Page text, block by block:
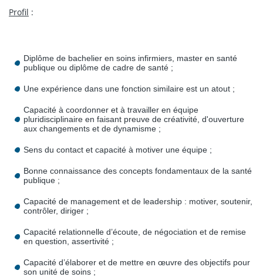
Profil :
Diplôme de bachelier en soins infirmiers, master en santé
publique ou diplôme de cadre de santé ;
Une expérience dans une fonction similaire est un atout ;
Capacité à coordonner et à travailler en équipe
pluridisciplinaire en faisant preuve de créativité, d'ouverture
aux changements et de dynamisme ;
Sens du contact et capacité à motiver une équipe ;
Bonne connaissance des concepts fondamentaux de la santé
publique ;
Capacité de management et de leadership : motiver, soutenir,
contrôler, diriger ;
Capacité relationnelle d’écoute, de négociation et de remise
en question, assertivité ;
Capacité d’élaborer et de mettre en œuvre des objectifs pour
son unité de soins ;